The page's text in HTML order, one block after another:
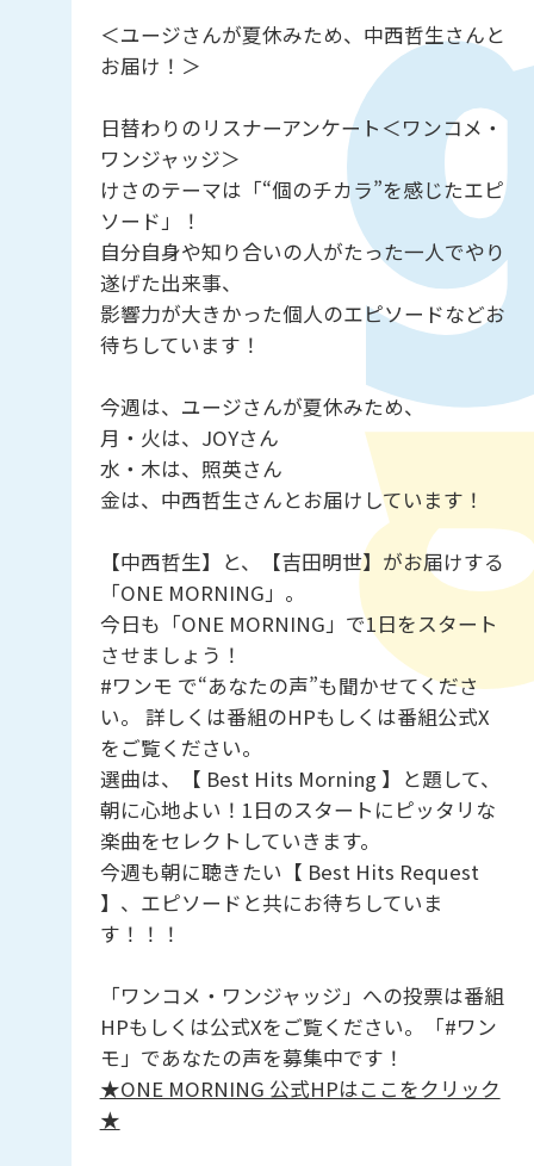
＜ユージさんが夏休みため、中西哲生さんと
お届け！＞
日替わりのリスナーアンケート＜ワンコメ・
ワンジャッジ＞
けさのテーマは「“個のチカラ”を感じたエピ
ソード」！
自分自身や知り合いの人がたった一人でやり
遂げた出来事、
影響力が大きかった個人のエピソードなどお
待ちしています！
今週は、ユージさんが夏休みため、
月・火は、JOYさん
水・木は、照英さん
金は、中西哲生さんとお届けしています！
【中西哲生】と、【吉田明世】がお届けする
「ONE MORNING」。
今日も「ONE MORNING」で1日をスタート
させましょう！
#ワンモ で“あなたの声”も聞かせてくださ
い。 詳しくは番組のHPもしくは番組公式X
をご覧ください。
選曲は、【 Best Hits Morning 】と題して、
朝に心地よい！1日のスタートにピッタリな
楽曲をセレクトしていきます。
今週も朝に聴きたい【 Best Hits Request
】、エピソードと共にお待ちしていま
す！！！
「ワンコメ・ワンジャッジ」への投票は番組
HPもしくは公式Xをご覧ください。「#ワン
モ」であなたの声を募集中です！
★ONE MORNING 公式HPはここをクリック
★